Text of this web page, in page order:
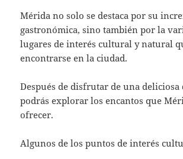
Mérida no solo se destaca por su
gastronómica, sino también por la
lugares de interés cultural y natural
encontrarse en la ciudad.
Después de disfrutar de una deliciosa
podrás explorar los encantos que
ofrecer.
Algunos de los puntos de interés